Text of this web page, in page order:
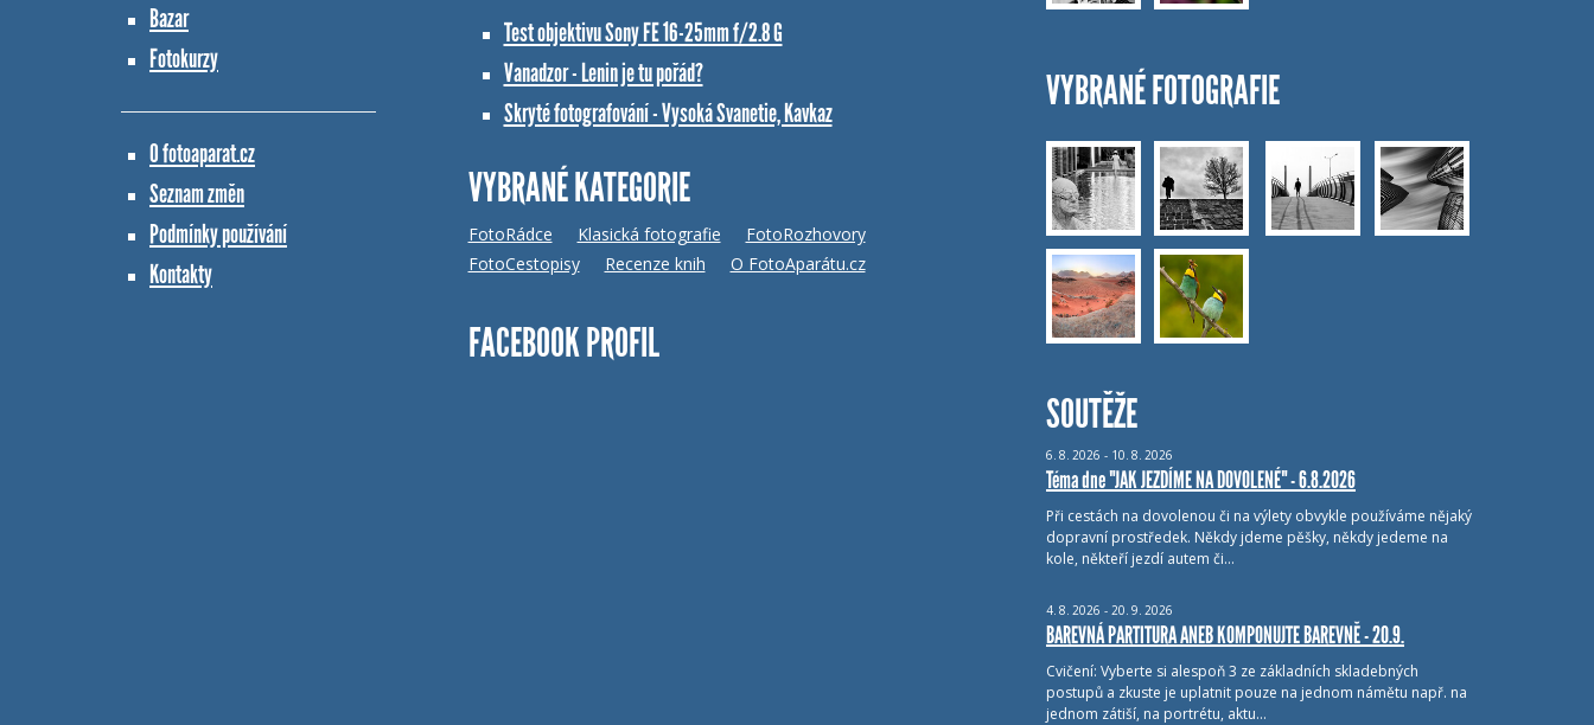
Bazar
Fotokurzy
O fotoaparat.cz
Seznam změn
Podmínky používání
Kontakty
Test objektivu Sony FE 16-25mm f/2.8 G
Vanadzor - Lenin je tu pořád?
Skryté fotografování - Vysoká Svanetie, Kavkaz
VYBRANÉ KATEGORIE
FotoRádce Klasická fotografie
FotoRozhovory
FotoCestopisy
Recenze knih O FotoAparátu.cz
FACEBOOK PROFIL
VYBRANÉ FOTOGRAFIE
SOUTĚŽE
6. 8. 2026 - 10. 8. 2026
Téma dne "JAK JEZDÍME NA DOVOLENÉ" - 6.8.2026
Při cestách na dovolenou či na výlety obvykle používáme nějaký
dopravní prostředek. Někdy jdeme pěšky, někdy jedeme na
kole, někteří jezdí autem či…
4. 8. 2026 - 20. 9. 2026
BAREVNÁ PARTITURA ANEB KOMPONUJTE BAREVNĚ - 20.9.
Cvičení: Vyberte si alespoň 3 ze základních skladebných
postupů a zkuste je uplatnit pouze na jednom námětu např. na
jednom zátiší, na portrétu, aktu…